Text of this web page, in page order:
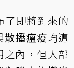
即將到來的
散播瘟疫均遭
內，但大部